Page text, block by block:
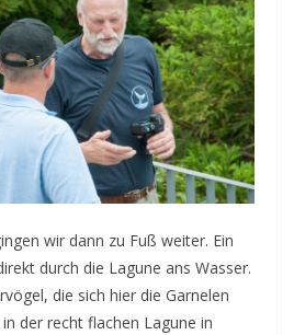
wir dann zu Fuß weiter. Ein
durch die Lagune ans Wasser.
die sich hier die Garnelen
der recht flachen Lagune in